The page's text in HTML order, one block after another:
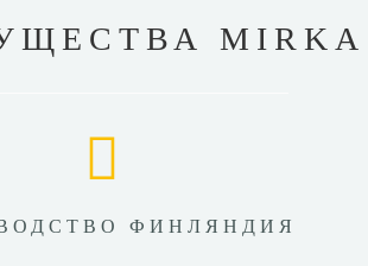
MIRKA
ФИНЛЯНДИЯ